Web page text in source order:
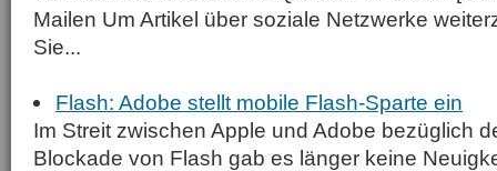
Mailen Um Artikel über soziale Netzwerke
Sie...
Flash: Adobe stellt mobile Flash-Sparte ein
Im Streit zwischen Apple und Adobe bezüglich
Blockade von Flash gab es länger keine